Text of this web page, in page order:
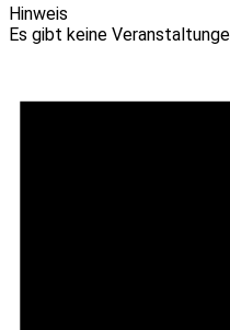
Hinweis
Es gibt keine